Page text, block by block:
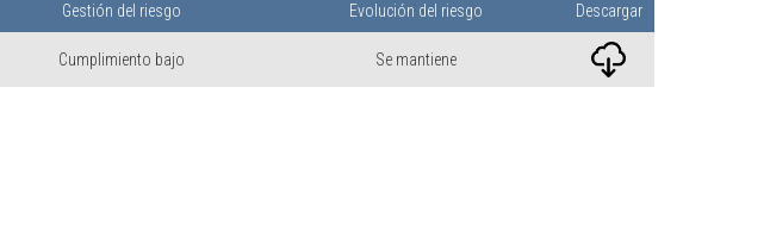
Gestión del riesgo Evolución del riesgo Descargar
Cumplimiento bajo Se mantiene